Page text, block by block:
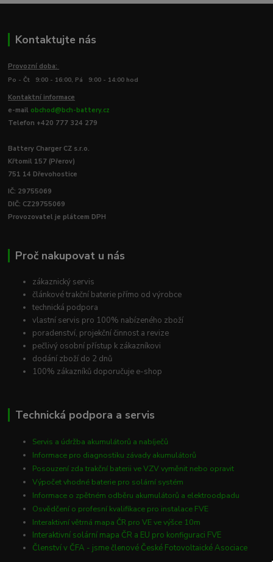
Kontaktujte nás
Provozní doba:
Po - Čt 9:00 - 16:00, Pá 9:00 - 14:00 hod
Kontaktní informace
e-mail obchod@bch-battery.cz
Telefon +420 777 324 279
Battery Charger CZ s.r.o.
Křtomil 157 (Přerov)
751 14 Dřevohostice
IČ: 29755069
DIČ: CZ29755069
Provozovatel je plátcem DPH
Proč nakupovat u nás
zákaznický servis
článkové trakční baterie přímo od výrobce
technická podpora
vlastní servis pro 100% nabízeného zboží
poradenství, projekční činnost a revize
pečlivý osobní přístup k zákazníkovi
dodání zboží do 2 dnů
100% zákazníků doporučuje e-shop
Technická podpora a servis
Servis a údržba akumulátorů a nabíječů
Informace pro diagnostiku závady akumulátorů
Posouzení zda trakční baterii ve VZV vyměnit nebo opravit
Výpočet vhodné baterie pro solární systém
Informace o zpětném odběru akumulátorů a elektroodpadu
Osvědčení o profesní kvalifikace pro instalace FVE
Interaktivní větrná mapa ČR pro VE ve výšce 10m
Interaktivní solární mapa ČR a EU pro konfiguraci FVE
Členství v ČFA - jsme členové České Fotovoltaické Asociace